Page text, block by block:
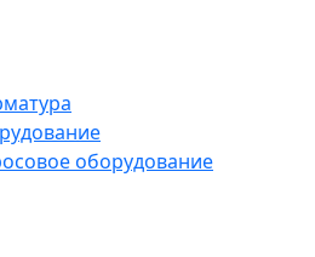
оборудование